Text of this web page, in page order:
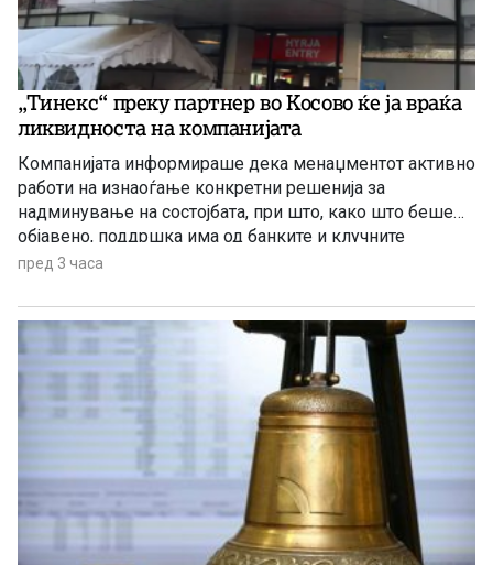
„Тинекс“ преку партнер во Косово ќе ја враќа
ликвидноста на компанијата
Компанијата информираше дека менаџментот активно
работи на изнаоѓање конкретни решенија за
надминување на состојбата, при што, како што беше
објавено, поддршка има од банките и клучните
деловни партнери.
пред 3 часа